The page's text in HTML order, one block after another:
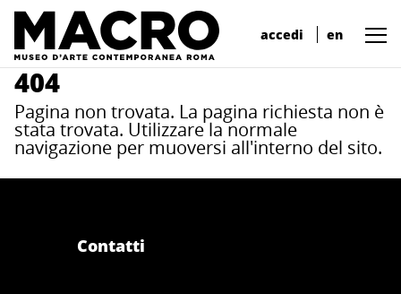
accedi en
404
Pagina non trovata. La pagina richiesta non è
stata trovata. Utilizzare la normale
navigazione per muoversi all'interno del sito.
Contatti